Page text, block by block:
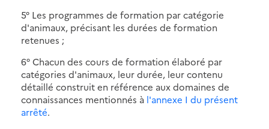
5° Les programmes de formation par catégorie
d'animaux, précisant les durées de formation
retenues ;
6° Chacun des cours de formation élaboré par
catégories d'animaux, leur durée, leur contenu
détaillé construit en référence aux domaines de
connaissances mentionnés à l'annexe I du présent
arrêté.